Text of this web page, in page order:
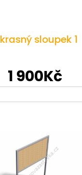
sloupek 1
1 900Kč